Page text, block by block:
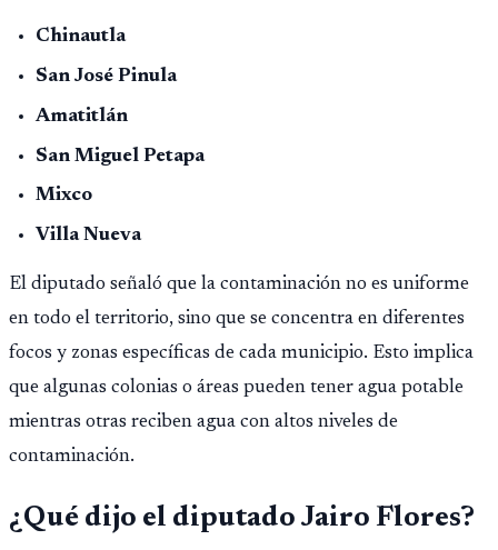
opere en Guatemala a partir de julio, tras un intento
Chinautla
San José Pinula
Amatitlán
San Miguel Petapa
Mixco
Villa Nueva
El diputado señaló que la contaminación no es uniforme
en todo el territorio, sino que se concentra en diferentes
focos y zonas específicas de cada municipio. Esto implica
que algunas colonias o áreas pueden tener agua potable
mientras otras reciben agua con altos niveles de
contaminación.
¿Qué dijo el diputado Jairo Flores?